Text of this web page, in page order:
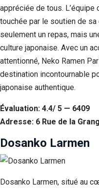
appréciée de tous. L’équipe
touchée par le soutien de
seulement un repas, mais
culture japonaise. Avec un
attentionné, Neko Ramen
destination incontournable
japonaise authentique.
Évaluation: 4.4/ 5 — 6409
Adresse: 6 Rue de la
Dosanko Larmen
Dosanko Larmen, situé au